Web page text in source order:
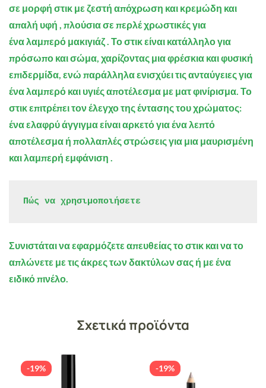
σε μορφή στικ με ζεστή απόχρωση και κρεμώδη και
απαλή υφή , πλούσια σε περλέ χρωστικές για
ένα λαμπερό μακιγιάζ . Το στικ είναι κατάλληλο για
πρόσωπο και σώμα, χαρίζοντας μια φρέσκια καιφυσική
επιδερμίδα, ενώ παράλληλαενισχύει τις ανταύγειεςγια
ένα λαμπερό και υγιές αποτέλεσμα με ματ φινίρισμα. Το
στικ επιτρέπει τον έλεγχο της έντασης του χρώματος:
ένα ελαφρύ άγγιγμα είναι αρκετό για ένα λεπτό
αποτέλεσμα ή πολλαπλές στρώσεις για μια μαυρισμένη
και λαμπερή εμφάνιση
Πώς να χρησιμοποιήσετε
Συνιστάται να εφαρμόζετε απευθείας το στικ και να το
απλώνετε με τις άκρες των δακτύλων σας ή με ένα
ειδικό πινέλο.
Σχετικά προϊόντα
-19% -19%